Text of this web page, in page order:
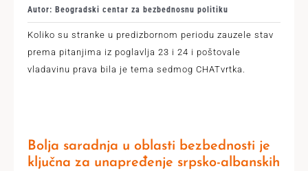
Autor: Beogradski centar za bezbednosnu politiku
Koliko su stranke u predizbornom periodu zauzele stav
prema pitanjima iz poglavlja 23 i 24 i poštovale
vladavinu prava bila je tema sedmog CHATvrtka.
Bolja saradnja u oblasti bezbednosti je
ključna za unapređenje srpsko-albanskih